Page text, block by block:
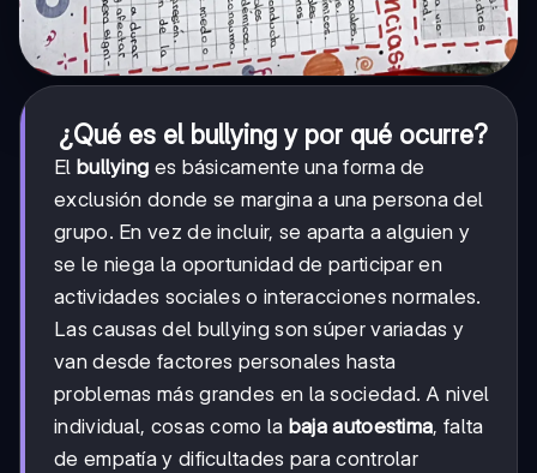
¿Qué es el bullying y por qué ocurre?
El bullying es básicamente una forma de
exclusión donde se margina a una persona del
grupo. En vez de incluir, se aparta a alguien y
se le niega la oportunidad de participar en
actividades sociales o interacciones normales.
Las causas del bullying son súper variadas y
van desde factores personales hasta
problemas más grandes en la sociedad. A nivel
individual, cosas como la baja autoestima, falta
de empatía y dificultades para controlar